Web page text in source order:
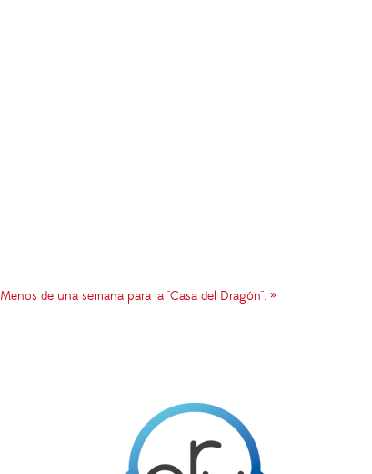
Menos de una semana para la "Casa del Dragón". »